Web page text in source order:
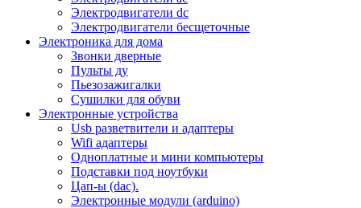
Электродвигатели dc
Электродвигатели бесщеточные
Электроника для дома
Звонки дверные
Пульты ду
Пьезозажигалки
Сушилки для обуви
Электронные устройства
Usb разветвители и адаптеры
Wifi адаптеры
Одноплатные и мини компьютеры
Подставки под ноутбуки
Цап-ы (dac).
Электронные модули (arduino)